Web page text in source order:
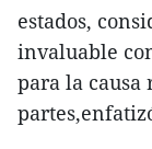
estados,
invaluable
para la causa